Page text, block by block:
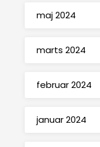
maj 2024
marts 2024
februar 2024
januar 2024